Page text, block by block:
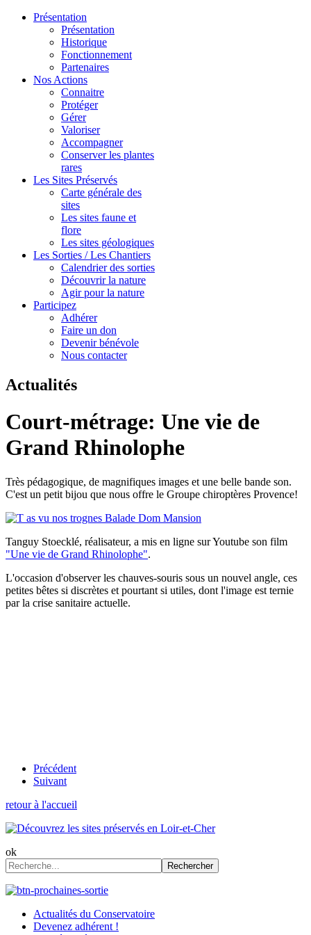
Présentation
Présentation
Historique
Fonctionnement
Partenaires
Nos Actions
Connaitre
Protéger
Gérer
Valoriser
Accompagner
Conserver les plantes
rares
Les Sites Préservés
Carte générale des
sites
Les sites faune et
flore
Les sites géologiques
Les Sorties / Les Chantiers
Calendrier des sorties
Découvrir la nature
Agir pour la nature
Participez
Adhérer
Faire un don
Devenir bénévole
Nous contacter
Actualités
Court-métrage: Une vie de
Grand Rhinolophe
Très pédagogique, de magnifiques images et une belle bande son.
C'est un petit bijou que nous offre le Groupe chiroptères Provence!
Tanguy Stoecklé, réalisateur, a mis en ligne sur Youtube son film
"Une vie de Grand Rhinolophe".
L'occasion d'observer les chauves-souris sous un nouvel angle, ces
petites bêtes si discrètes et pourtant si utiles, dont l'image est ternie
par la crise sanitaire actuelle.
Précédent
Suivant
retour à l'accueil
ok
Rechercher
Actualités du Conservatoire
Devenez adhérent !